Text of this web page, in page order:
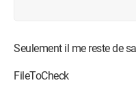
If TxtPhoto =
Seulement il me reste de
FileToCheck